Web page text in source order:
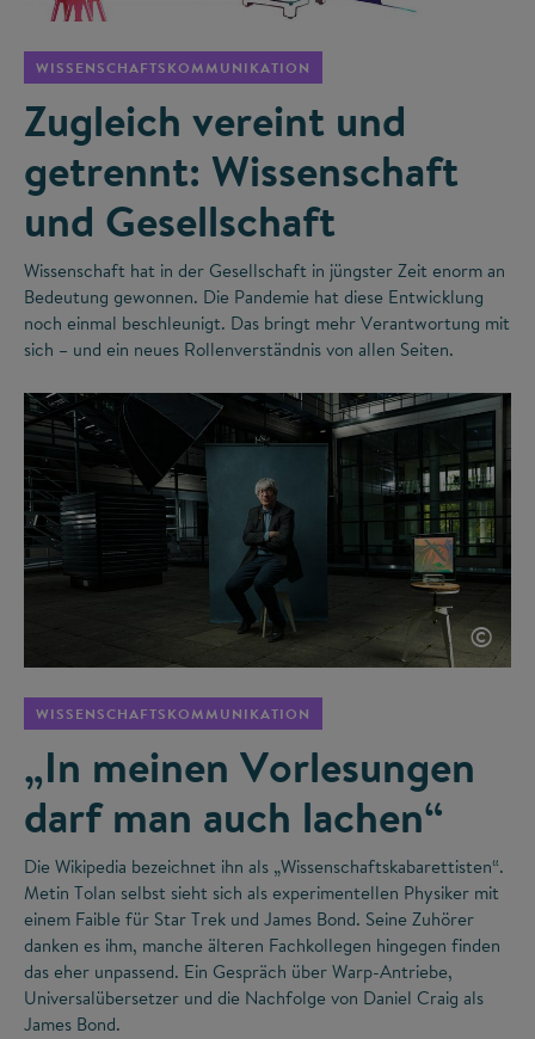
WISSENSCHAFTSKOMMUNIKATION
Zugleich vereint und
getrennt: Wissenschaft
und Gesellschaft
Wissenschaft hat in der Gesellschaft in jüngster Zeit enorm an
Bedeutung gewonnen. Die Pandemie hat diese Entwicklung
noch einmal beschleunigt. Das bringt mehr Verantwortung mit
sich – und ein neues Rollenverständnis von allen Seiten.
©
WISSENSCHAFTSKOMMUNIKATION
„In meinen Vorlesungen
darf man auch lachen“
Die Wikipedia bezeichnet ihn als „Wissenschaftskabarettisten“.
Metin Tolan selbst sieht sich als experimentellen Physiker mit
einem Faible für Star Trek und James Bond. Seine Zuhörer
danken es ihm, manche älteren Fachkollegen hingegen finden
das eher unpassend. Ein Gespräch über Warp-Antriebe,
Universalübersetzer und die Nachfolge von Daniel Craig als
James Bond.